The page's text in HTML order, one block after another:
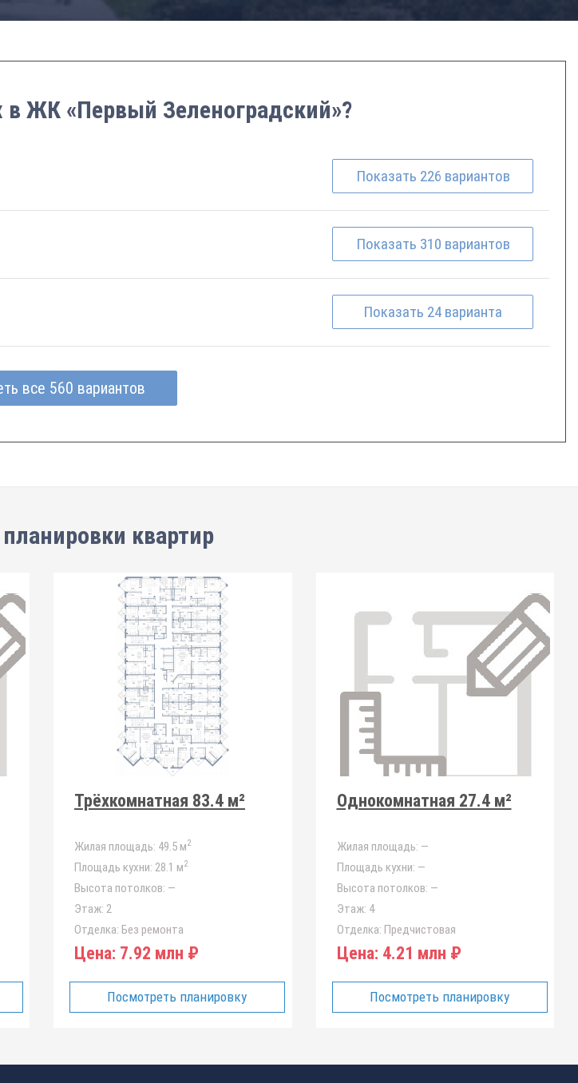
в ЖК «Первый Зеленоградский»?
Показать 226 вариантов
Показать 310 вариантов
Показать 24 варианта
все 560 вариантов
квартир
Трёхкомнатная 83.4 м²
Жилая площадь: 49.5 м2
Площадь кухни: 28.1 м2
Высота потолков: —
Этаж: 2
Отделка: Без ремонта
Цена: 7.92 млн ₽
Посмотреть планировку
Однокомнатная 27.4 м²
Жилая площадь: —
Площадь кухни: —
Высота потолков: —
Этаж: 4
Отделка: Предчистовая
Цена: 4.21 млн ₽
Посмотреть планировку